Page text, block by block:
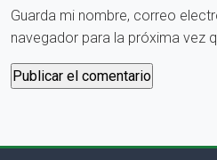
Guarda mi nombre, correo
navegador para la próxima vez